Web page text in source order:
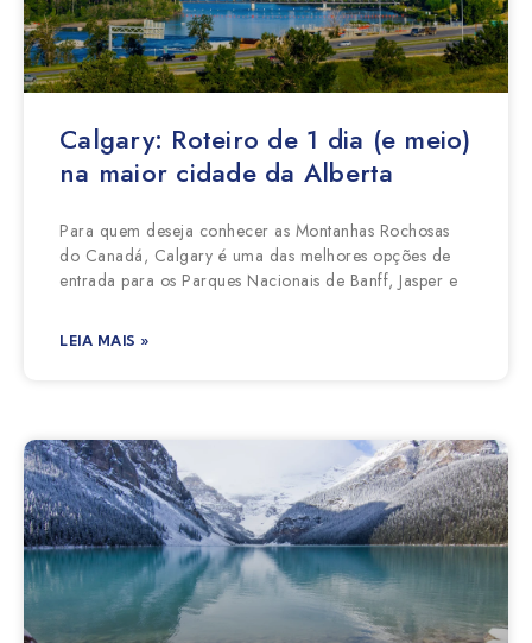
Calgary: Roteiro de 1 dia (e meio)
na maior cidade da Alberta
Para quem deseja conhecer as Montanhas Rochosas
do Canadá, Calgary é uma das melhores opções de
entrada para os Parques Nacionais de Banff, Jasper e
LEIA MAIS »